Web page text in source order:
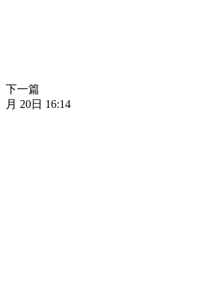
下一篇
月 20日 16:14